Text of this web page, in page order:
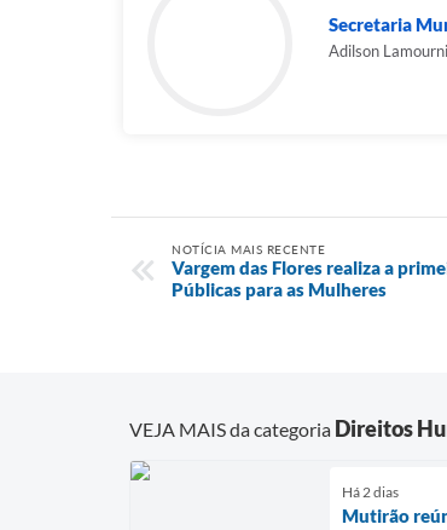
Secretaria
Adilson
NOTÍCIA MAIS RECENTE
Vargem das Flores realiza a
Públicas para as Mulheres
VEJA MAIS da categoria Direitos
Há 2 dias
Mutirão